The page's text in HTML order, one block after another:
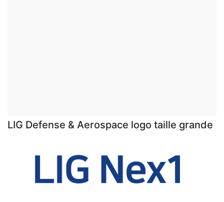
LIG Defense & Aerospace logo taille grande